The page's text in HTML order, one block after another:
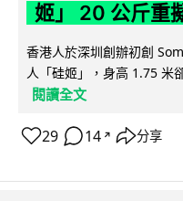
姬」 20 公斤重
香港人於深圳創辦初創
人「硅姬」，身高 1.75 米
閱讀全文
29 14 ↗ 分享